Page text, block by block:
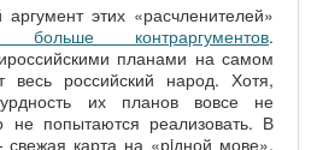
этих «расчленителей»
больше контраргументов.
планами на самом
весь российский народ. Хотя,
их планов вовсе не
не попытаются реализовать. В
карта на «рiдной мове»,